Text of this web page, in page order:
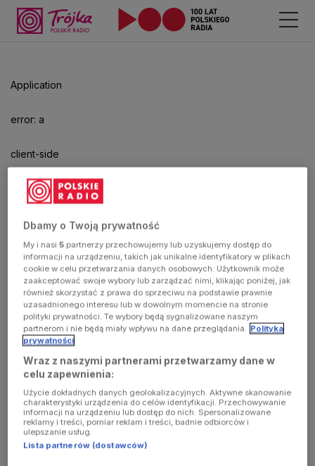
Application
error: a
client-side
exception
has
occurred
(see the
browser
console for
more
information)
aby
odtwarzać.
Dbamy o Twoją prywatność
My i nasi5 partnerzy przechowujemy lub uzyskujemy dostęp do
informacji na urządzeniu, takich jak unikalne identyfikatory w plikach
cookie w celu przetwarzania danych osobowych. Użytkownik może
zaakceptować swoje wybory lub zarządzać nimi, klikając poniżej, jak
również skorzystać z prawa do sprzeciwu na podstawie prawnie
uzasadnionego interesu lub w dowolnym momencie na stronie
polityki prywatności. Te wybory będą sygnalizowane naszym
partnerom i nie będą miały wpływu na dane przeglądania. Polityka
prywatności
Wraz z naszymi partnerami przetwarzamy dane w
celu zapewnienia:
Użycie dokładnych danych geolokalizacyjnych. Aktywne skanowanie
charakterystyki urządzenia do celów identyfikacji. Przechowywanie
informacji na urządzeniu lub dostęp do nich. Spersonalizowane
reklamy i treści, pomiar reklam i treści, badnie odbiorców i
ulepszanie usług.
Lista partnerów (dostawców)